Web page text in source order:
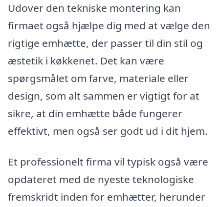
Udover den tekniske montering kan
firmaet også hjælpe dig med at vælge den
rigtige emhætte, der passer til din stil og
æstetik i køkkenet. Det kan være
spørgsmålet om farve, materiale eller
design, som alt sammen er vigtigt for at
sikre, at din emhætte både fungerer
effektivt, men også ser godt ud i dit hjem.
Et professionelt firma vil typisk også være
opdateret med de nyeste teknologiske
fremskridt inden for emhætter, herunder